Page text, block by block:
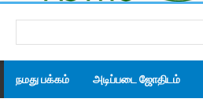
நமது பக்கம் அடிப்படை ஜோதிடம்